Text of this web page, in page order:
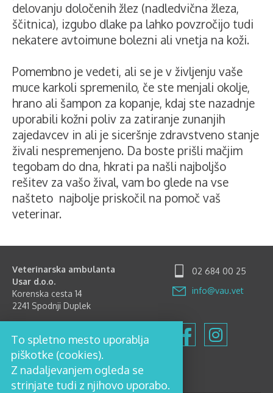
delovanju določenih žlez (nadledvična žleza,
ščitnica), izgubo dlake pa lahko povzročijo tudi
nekatere avtoimune bolezni ali vnetja na koži.
Pomembno je vedeti, ali se je v življenju vaše
muce karkoli spremenilo, če ste menjali okolje,
hrano ali šampon za kopanje, kdaj ste nazadnje
uporabili kožni poliv za zatiranje zunanjih
zajedavcev in ali je siceršnje zdravstveno stanje
živali nespremenjeno. Da boste prišli mačjim
tegobam do dna, hkrati pa našli najboljšo
rešitev za vašo žival, vam bo glede na vse
našteto najbolje priskočil na pomoč vaš
veterinar.
Veterinarska ambulanta
Usar d.o.o.
Korenska cesta 14
2241 Spodnji Duplek
Ponedeljek-Petek: 8.00-12.00
in 15.00-18.00
Sobota: 8.00-12.00
Nedelja in prazniki zaprto
02 684 00 25
info@vau.vet
To spletno mesto uporablja
piškotke (cookies).
Z nadaljevanjem ogleda se
strinjate tudi z njihovo uporabo.